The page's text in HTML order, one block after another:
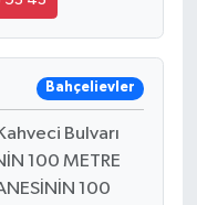
Bahçelievler
Bulvarı
100 METRE
100